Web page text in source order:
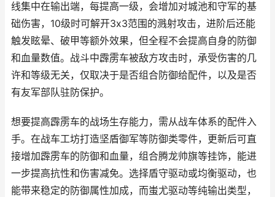
线集中在输出端，每提高一级，会增加对城池和守军的基
础伤害，10级时可解开3x3范围的溅射攻击，进阶后还能
触发眩晕、破甲等额外效果，但全程不会提高自身的防御
和血量数值。战斗中霹雳车被敌方攻击时，承受伤害的几
许和等级无关，仅取决于是否组合防御给配件，以及是否
有友军部队驻防保护。
想要提高霹雳车的战场生存能力，需从战车体系的配件入
手。在战车工坊打造坚盾御军等防御类零件，更新后可直
接增加霹雳车的防御和血量，组合腾龙帅旗等挂饰，能进
一步提高抗性和伤害减免。选择盾守驱动或均衡驱动，也
能带来稳定的防御属性加成，而蚩尤驱动等纯输出类型，